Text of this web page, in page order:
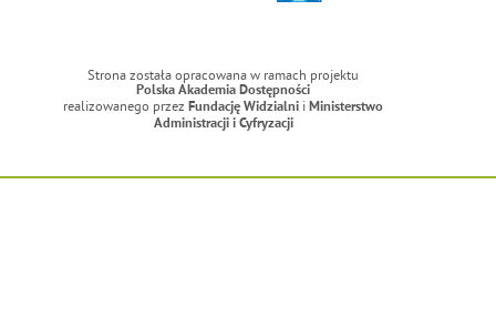
Strona została opracowana w ramach projektu
Polska Akademia Dostępności
realizowanego przezFundację Widzialni iMinisterstwo
Administracji i Cyfryzacji